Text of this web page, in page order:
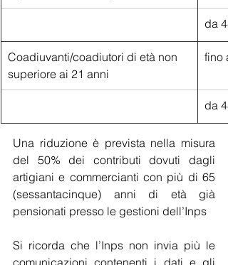
da
Coadiuvanti/coadiutori di età non
superiore ai 21 anni
fino
da
Una riduzione è prevista nella misura
del 50% dei contributi dovuti dagli
artigiani e commercianti con più di 65
(sessantacinque) anni di età già
pensionati presso le gestioni dell’Inps
Si ricorda che l’Inps non invia più le
comunicazioni contenenti i dati e gli